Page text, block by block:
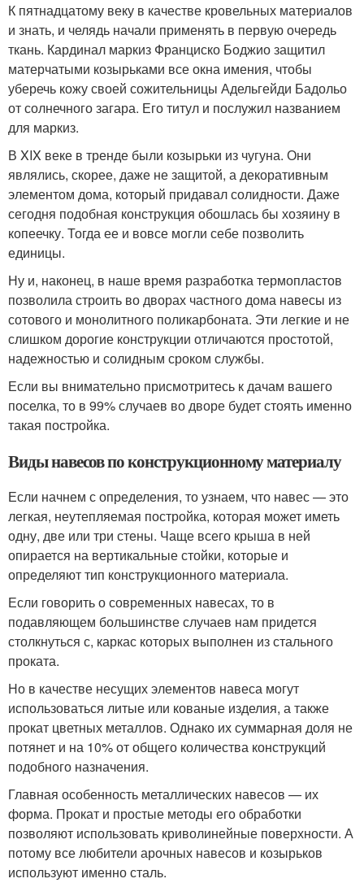
К пятнадцатому веку в качестве кровельных материалов
и знать, и челядь начали применять в первую очередь
ткань. Кардинал маркиз Франциско Боджио защитил
матерчатыми козырьками все окна имения, чтобы
уберечь кожу своей сожительницы Адельгейди Бадольо
от солнечного загара. Его титул и послужил названием
для маркиз.
В XIX веке в тренде были козырьки из чугуна. Они
являлись, скорее, даже не защитой, а декоративным
элементом дома, который придавал солидности. Даже
сегодня подобная конструкция обошлась бы хозяину в
копеечку. Тогда ее и вовсе могли себе позволить
единицы.
Ну и, наконец, в наше время разработка термопластов
позволила строить во дворах частного дома навесы из
сотового и монолитного поликарбоната. Эти легкие и не
слишком дорогие конструкции отличаются простотой,
надежностью и солидным сроком службы.
Если вы внимательно присмотритесь к дачам вашего
поселка, то в 99% случаев во дворе будет стоять именно
такая постройка.
Виды навесов по конструкционному материалу
Если начнем с определения, то узнаем, что навес — это
легкая, неутепляемая постройка, которая может иметь
одну, две или три стены. Чаще всего крыша в ней
опирается на вертикальные стойки, которые и
определяют тип конструкционного материала.
Если говорить о современных навесах, то в
подавляющем большинстве случаев нам придется
столкнуться с, каркас которых выполнен из стального
проката.
Но в качестве несущих элементов навеса могут
использоваться литые или кованые изделия, а также
прокат цветных металлов. Однако их суммарная доля не
потянет и на 10% от общего количества конструкций
подобного назначения.
Главная особенность металлических навесов — их
форма. Прокат и простые методы его обработки
позволяют использовать криволинейные поверхности. А
потому все любители арочных навесов и козырьков
используют именно сталь.